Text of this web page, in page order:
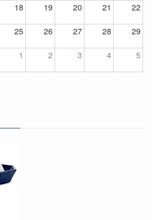
18 19 20 21
22
25 26 27 28
29
1 2 3 4 5